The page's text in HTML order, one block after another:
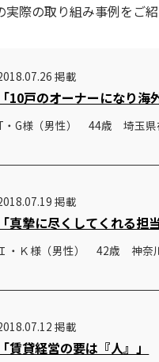
際の取り組み事例をご紹
掲載
「10戸のオーナーになり海
・G様（男性） 44歳 埼玉県
掲載
「真摯に尽くしてくれる担
Ｉ・Ｋ様（男性） 42歳 神奈
掲載
「賃貸経営の要は『人』」